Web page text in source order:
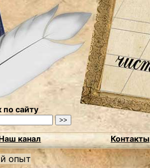
по сайту
канал Контакты
опыт